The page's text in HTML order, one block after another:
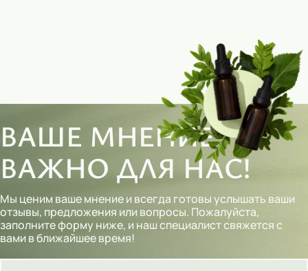
ВАШЕ МНЕНИЕ
ВАЖНО ДЛЯ НАС!
Мы ценим ваше мнение и всегда готовы услышать ваши
отзывы, предложения или вопросы. Пожалуйста,
заполните форму ниже, и наш специалист свяжется с
вами в ближайшее время!